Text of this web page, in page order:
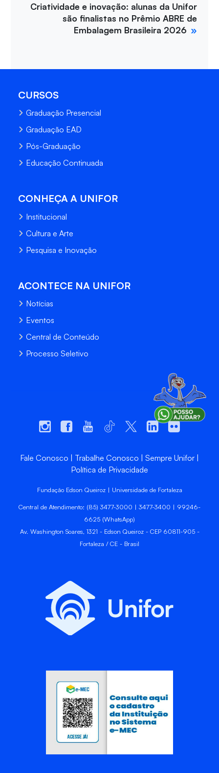
Criatividade e inovação: alunas da Unifor
são finalistas no Prêmio ABRE de
Embalagem Brasileira 2026
CURSOS
Graduação Presencial
Graduação EAD
Pós-Graduação
Educação Continuada
CONHEÇA A UNIFOR
Institucional
Cultura e Arte
Pesquisa e Inovação
ACONTECE NA UNIFOR
Notícias
Eventos
Central de Conteúdo
Processo Seletivo
Fale Conosco Trabalhe Conosco
Sempre Unifor
Política de Privacidade
Fundação Edson Queiroz | Universidade de Fortaleza
Central de Atendimento: (85) 3477-3000 | 3477-3400 | 99246-
6625 (WhatsApp)
Av. Washington Soares, 1321 - Edson Queiroz - CEP 60811-905 -
Fortaleza / CE - Brasil